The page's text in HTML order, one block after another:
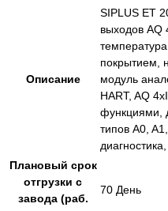
Описание
SIPLUS ET
выходов AQ
покрытием,
модуль
HART, AQ
функциями,
типов A0,
Плановый срок
отгрузки с
завода (раб.
70 День